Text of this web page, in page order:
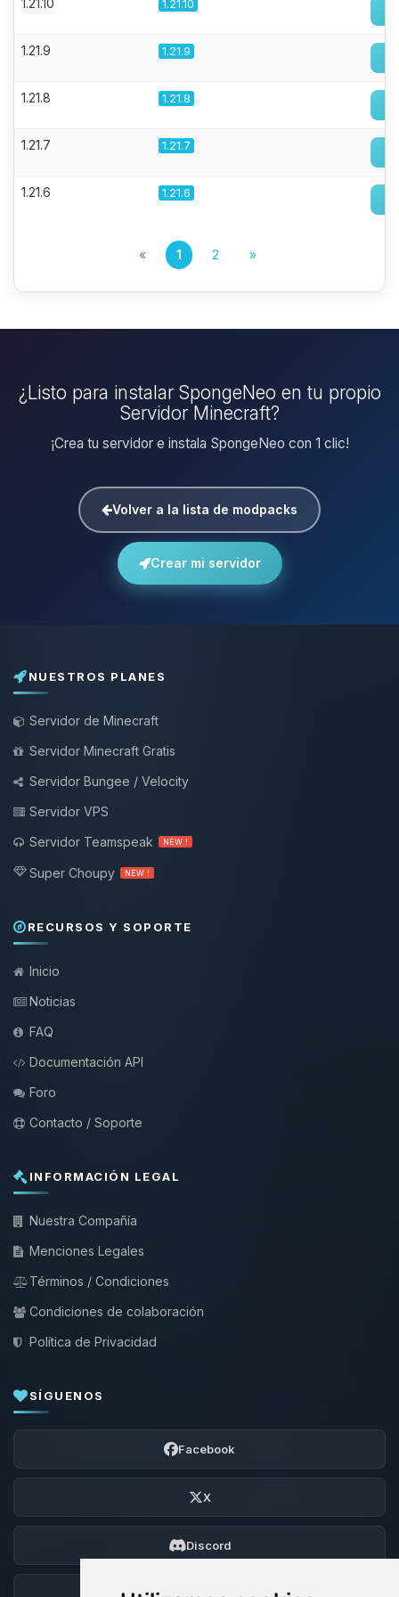
1.21.10 1.21.10
1.21.9 1.21.9
1.21.8 1.21.8
1.21.7 1.21.7
1.21.6 1.21.6
« 1 2 »
¿Listo para instalar SpongeNeo en tu propio
Servidor Minecraft?
¡Crea tu servidor e instala SpongeNeo con 1 clic!
Volver a la lista de modpacks
Crear mi servidor
NUESTROS PLANES
Servidor de Minecraft
Servidor Minecraft Gratis
Servidor Bungee / Velocity
Servidor VPS
Servidor Teamspeak
NEW !
Super Choupy NEW !
RECURSOS Y SOPORTE
Inicio
Noticias
FAQ
Documentación API
Foro
Contacto / Soporte
INFORMACIÓN LEGAL
Nuestra Compañía
Menciones Legales
Términos / Condiciones
Condiciones de colaboración
Política de Privacidad
SÍGUENOS
Facebook
X
Discord
Foro